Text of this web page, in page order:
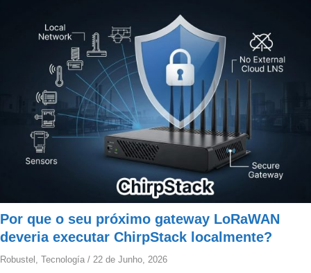
Por que o seu próximo gateway LoRaWAN
deveria executar ChirpStack localmente?
Robustel , Tecnología / 22 de Junho, 2026